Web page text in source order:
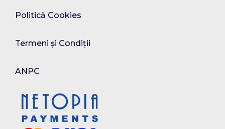
Politică Cookies
Termeni și Condiții
ANPC